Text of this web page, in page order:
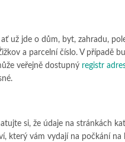
už jde o dům, byt, zahradu,
a parcelní číslo. V případě
veřejně dostupný registr
si, že údaje na stránkách
který vám vydají na počkání